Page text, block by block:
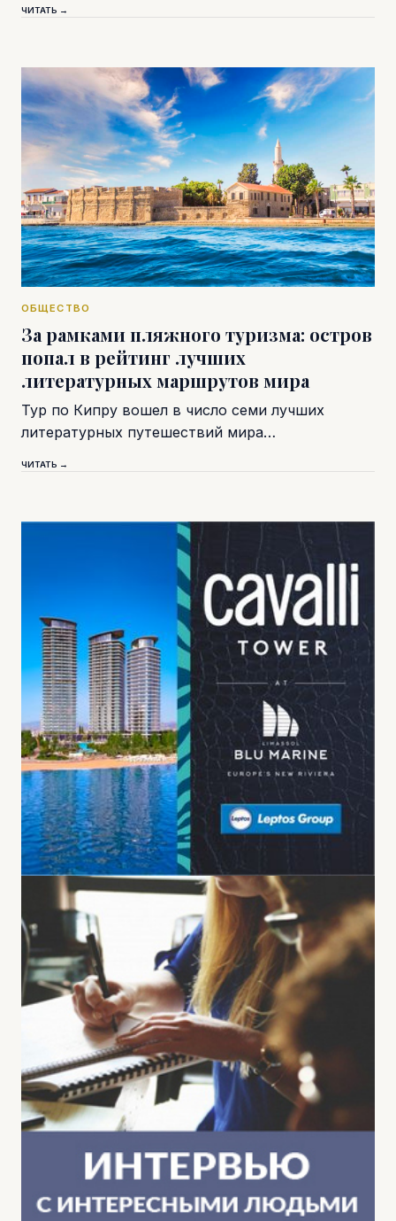
ЧИТАТЬ →
ОБЩЕСТВО
За рамками пляжного туризма: остров
попал в рейтинг лучших
литературных маршрутов мира
Тур по Кипру вошел в число семи лучших
литературных путешествий мира…
ЧИТАТЬ →